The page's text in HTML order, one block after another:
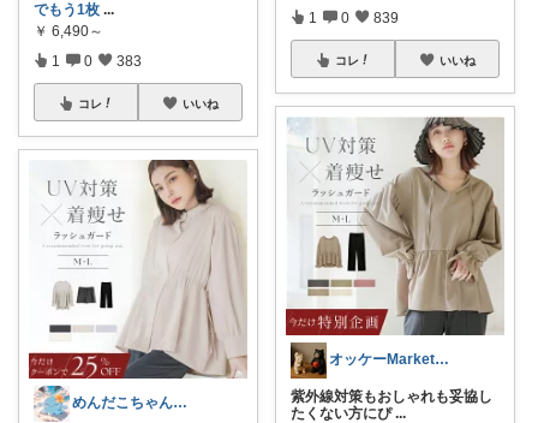
でもう1枚 ...
￥ 6,490～
1 0 383
コレ いいね
めんだこちゃん💘使う力💪
1 0 839
コレ いいね
オッケーMarket🎀🛒
紫外線対策もおしゃれも妥協し
たくない方にぴ ...